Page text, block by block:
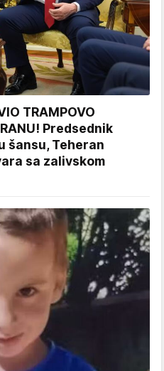
TRAMPOVO
Predsednik
šansu, Teheran
sa zalivskom